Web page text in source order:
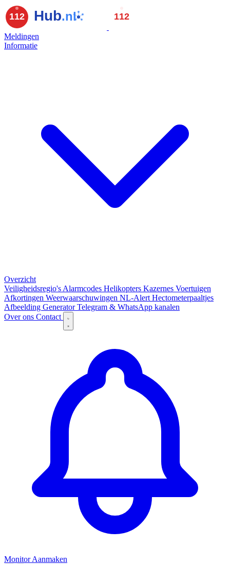
Meldingen
Informatie
Overzicht
Veiligheidsregio's Alarmcodes Helikopters Kazernes Voertuigen
Afkortingen Weerwaarschuwingen NL-Alert Hectometerpaaltjes
Afbeelding GeneratorTelegram & WhatsApp kanalen
Over ons Contact
Monitor Aanmaken